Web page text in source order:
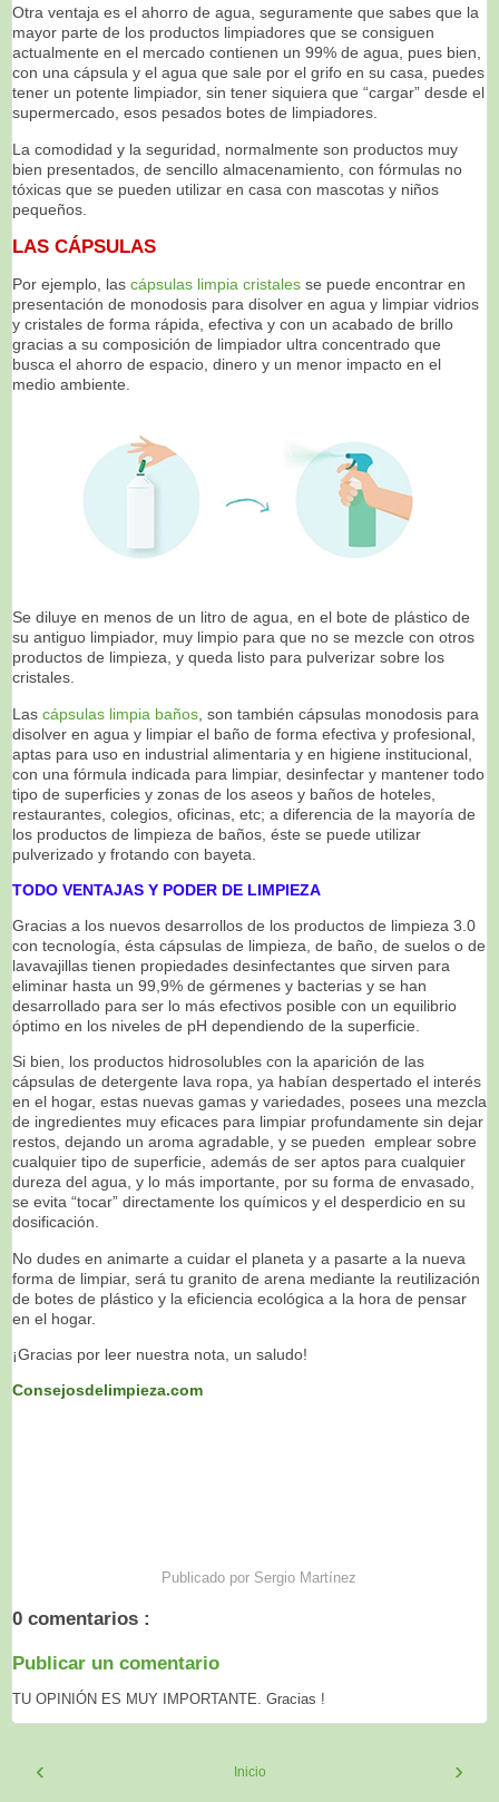
Otra ventaja es el ahorro de agua, seguramente que sabes que la
mayor parte de los productos limpiadores que se consiguen
actualmente en el mercado contienen un 99% de agua, pues bien,
con una cápsula y el agua que sale por el grifo en su casa, puedes
tener un potente limpiador, sin tener siquiera que “cargar” desde el
supermercado, esos pesados botes de limpiadores.
La comodidad y la seguridad, normalmente son productos muy
bien presentados, de sencillo almacenamiento, con fórmulas no
tóxicas que se pueden utilizar en casa con mascotas y niños
pequeños.
LAS CÁPSULAS
Por ejemplo, las cápsulas limpia cristales se puede encontrar en
presentación de monodosis para disolver en agua y limpiar vidrios
y cristales de forma rápida, efectiva y con un acabado de brillo
gracias a su composición de limpiador ultra concentrado que
busca el ahorro de espacio, dinero y un menor impacto en el
medio ambiente.
Se diluye en menos de un litro de agua, en el bote de plástico de
su antiguo limpiador, muy limpio para que no se mezcle con otros
productos de limpieza, y queda listo para pulverizar sobre los
cristales.
Las cápsulas limpia baños , son también cápsulas monodosis para
disolver en agua y limpiar el baño de forma efectiva y profesional,
aptas para uso en industrial alimentaria y en higiene institucional,
con una fórmula indicada para limpiar, desinfectar y mantener todo
tipo de superficies y zonas de los aseos y baños de hoteles,
restaurantes, colegios, oficinas, etc; a diferencia de la mayoría de
los productos de limpieza de baños, éste se puede utilizar
pulverizado y frotando con bayeta.
TODO VENTAJAS Y PODER DE LIMPIEZA
Gracias a los nuevos desarrollos de los productos de limpieza 3.0
con tecnología, ésta cápsulas de limpieza, de baño, de suelos o de
lavavajillas tienen propiedades desinfectantes que sirven para
eliminar hasta un 99,9% de gérmenes y bacterias y se han
desarrollado para ser lo más efectivos posible con un equilibrio
óptimo en los niveles de pH dependiendo de la superficie.
Si bien, los productos hidrosolubles con la aparición de las
cápsulas de detergente lava ropa, ya habían despertado el interés
en el hogar, estas nuevas gamas y variedades, posees una mezcla
de ingredientes muy eficaces para limpiar profundamente sin dejar
restos, dejando un aroma agradable, y se pueden emplear sobre
cualquier tipo de superficie, además de ser aptos para cualquier
dureza del agua, y lo más importante, por su forma de envasado,
se evita “tocar” directamente los químicos y el desperdicio en su
dosificación.
No dudes en animarte a cuidar el planeta y a pasarte a la nueva
forma de limpiar, será tu granito de arena mediante la reutilización
de botes de plástico y la eficiencia ecológica a la hora de pensar
en el hogar.
¡Gracias por leer nuestra nota, un saludo!
Consejosdelimpieza.com
Publicado por Sergio Martínez
0 comentarios :
Publicar un comentario
TU OPINIÓN ES MUY IMPORTANTE. Gracias !
‹ ›
Inicio